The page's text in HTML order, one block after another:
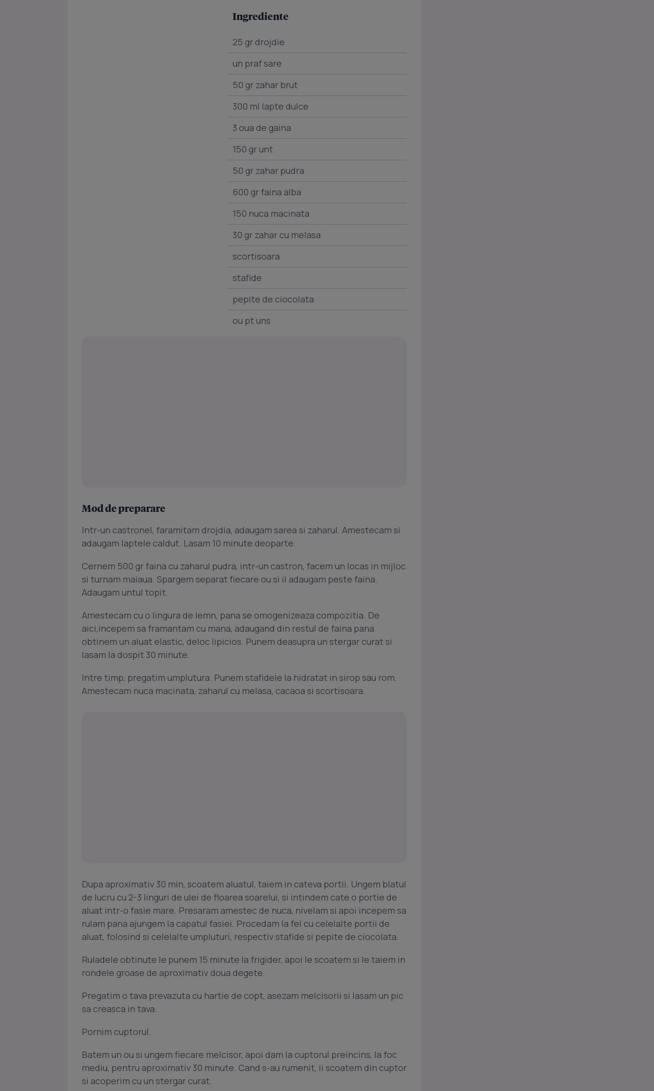
Ingrediente
25 gr drojdie
un praf sare
50 gr zahar brut
300 ml lapte dulce
3 oua de gaina
150 gr unt
50 gr zahar pudra
600 gr faina alba
150 nuca macinata
30 gr zahar cu melasa
scortisoara
stafide
pepite de ciocolata
ou pt uns
Mod de preparare
Intr-un castronel, faramitam drojdia, adaugam sarea si zaharul. Amestecam si
adaugam laptele caldut. Lasam 10 minute deoparte.
Cernem 500 gr faina cu zaharul pudra, intr-un castron, facem un locas in mijloc
si turnam maiaua. Spargem separat fiecare ou si il adaugam peste faina.
Adaugam untul topit.
Amestecam cu o lingura de lemn, pana se omogenizeaza compozitia. De
aici,incepem sa framantam cu mana, adaugand din restul de faina pana
obtinem un aluat elastic, deloc lipicios. Punem deasupra un stergar curat si
lasam la dospit 30 minute.
Intre timp, pregatim umplutura. Punem stafidele la hidratat in sirop sau rom.
Amestecam nuca macinata, zaharul cu melasa, cacaoa si scortisoara.
Dupa aproximativ 30 min, scoatem aluatul, taiem in cateva portii. Ungem blatul
de lucru cu 2-3 linguri de ulei de floarea soarelui, si intindem cate o portie de
aluat intr-o fasie mare. Presaram amestec de nuca, nivelam si apoi incepem sa
rulam pana ajungem la capatul fasiei. Procedam la fel cu celelalte portii de
aluat, folosind si celelalte umpluturi, respectiv stafide si pepite de ciocolata.
Ruladele obtinute le punem 15 minute la frigider, apoi le scoatem si le taiem in
rondele groase de aproximativ doua degete.
Pregatim o tava prevazuta cu hartie de copt, asezam melcisorii si lasam un pic
sa creasca in tava.
Pornim cuptorul.
Batem un ou si ungem fiecare melcisor, apoi dam la cuptorul preincins, la foc
mediu, pentru aproximativ 30 minute. Cand s-au rumenit, ii scoatem din cuptor
si acoperim cu un stergar curat.